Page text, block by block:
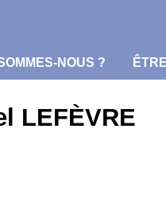
NOUS ?
LEFÈVRE